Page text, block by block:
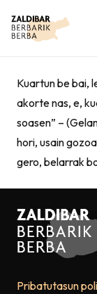
Kuartun be bai,
akorte nas, e,
soasen” –
hori, usain
gero, belarrak
Pribatutasun